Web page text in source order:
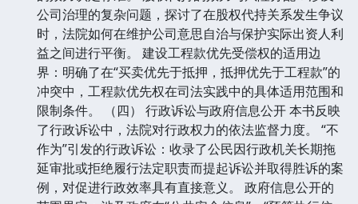
公司治理的复杂问题，探讨了在股权代持关系发生争议
时，法院如何在维护公司意思自治与保护实际出资人利
益之间进行平衡。 建设工程款优先受偿权的适用边
界：明确了在“买卖优先于抵押，抵押优先于工程款”的
冲突中，工程款优先权在司法实践中的具体适用范围和
限制条件。 （四） 行政诉讼与政府信息公开 本书反映
了行政诉讼中，法院对行政权力的依法监督力度。 “不
作为”引发的行政诉讼：收录了公民因行政机关长期拖
延审批或拒绝履行法定职责而提起诉讼并取得胜诉的案
例，对促进行政效率具有直接意义。 政府信息公开的